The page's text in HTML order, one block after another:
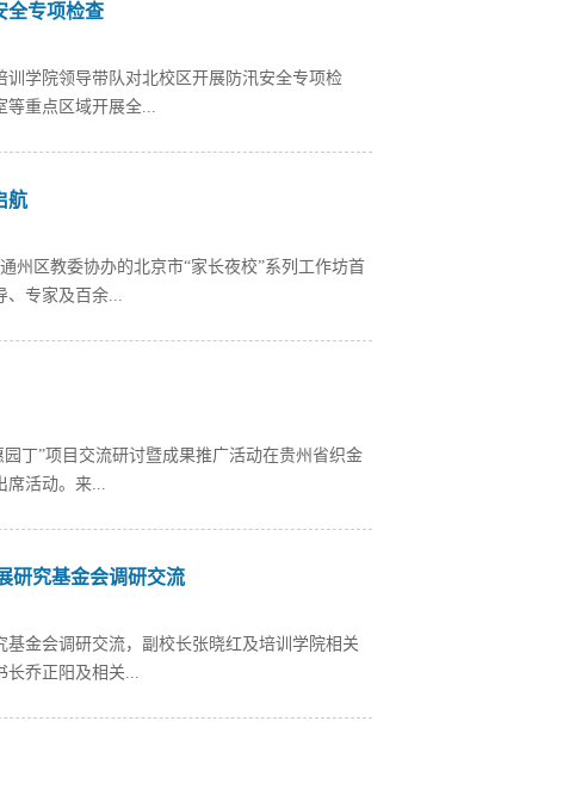
全专项检查
学院领导带队对北校区开展防汛安全专项检
等重点区域开展全...
航
州区教委协办的北京市“家长夜校”系列工作坊首
、专家及百余...
丁”项目交流研讨暨成果推广活动在贵州省织金
席活动。来...
研究基金会调研交流
金会调研交流，副校长张晓红及培训学院相关
长乔正阳及相关...